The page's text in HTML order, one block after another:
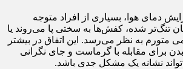
دمای هوا، بسیاری از افراد متوجه
تنگ‌تر شده، کفش‌ها به سختی پا می‌روند یا
متورم به نظر می‌رسد. این اتفاق در بیشتر
برای مقابله با گرماست و جای نگرانی
نشانه یک مشکل جدی باشد.